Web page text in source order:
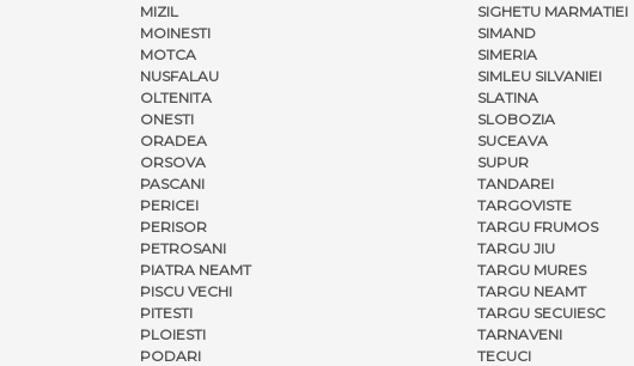
MIZIL
MOINESTI
MOTCA
NUSFALAU
OLTENITA
ONESTI
ORADEA
ORSOVA
PASCANI
PERICEI
PERISOR
PETROSANI
PIATRA NEAMT
PISCU VECHI
PITESTI
PLOIESTI
PODARI
SIGHETU MARMATIEI
SIMAND
SIMERIA
SIMLEU SILVANIEI
SLATINA
SLOBOZIA
SUCEAVA
SUPUR
TANDAREI
TARGOVISTE
TARGU FRUMOS
TARGU JIU
TARGU MURES
TARGU NEAMT
TARGU SECUIESC
TARNAVENI
TECUCI